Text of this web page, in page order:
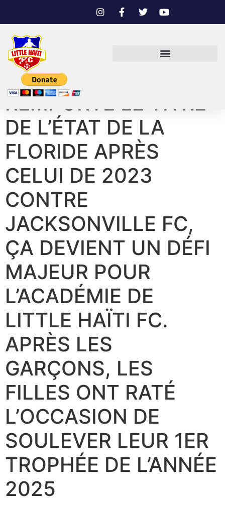
REMPORTÉ LE TITRE
DE L’ÉTAT DE LA
FLORIDE APRÈS
CELUI DE 2023
CONTRE
JACKSONVILLE FC,
ÇA DEVIENT UN DÉFI
MAJEUR POUR
L’ACADÉMIE DE
LITTLE HAÏTI FC.
APRÈS LES
GARÇONS, LES
FILLES ONT RATÉ
L’OCCASION DE
SOULEVER LEUR 1ER
TROPHÉE DE L’ANNÉE
2025